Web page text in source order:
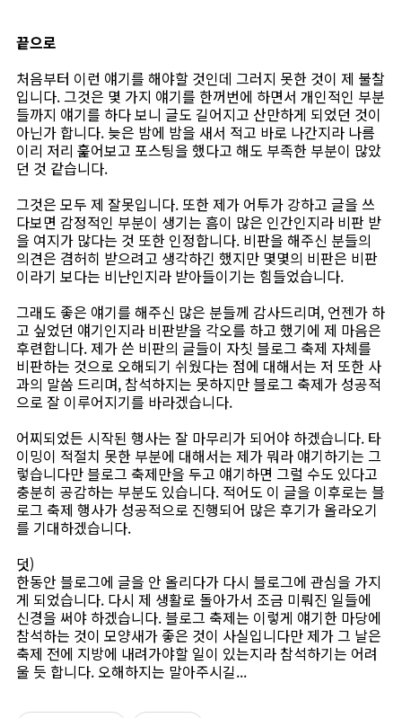
끝으로
처음부터 이런 얘기를 해야할 것인데 그러지 못한 것이 제 불찰
입니다. 그것은 몇 가지 얘기를 한꺼번에 하면서 개인적인 부분
들까지 얘기를 하다 보니 글도 길어지고 산만하게 되었던 것이
아닌가 합니다. 늦은 밤에 밤을 새서 적고 바로 나간지라 나름
이리 저리 훑어보고 포스팅을 했다고 해도 부족한 부분이 많았
던 것 같습니다.
그것은 모두 제 잘못입니다. 또한 제가 어투가 강하고 글을 쓰
다보면 감정적인 부분이 생기는 흠이 많은 인간인지라 비판 받
을 여지가 많다는 것 또한 인정합니다. 비판을 해주신 분들의
의견은 겸허히 받으려고 생각하긴 했지만 몇몇의 비판은 비판
이라기 보다는 비난인지라 받아들이기는 힘들었습니다.
그래도 좋은 얘기를 해주신 많은 분들께 감사드리며, 언젠가 하
고 싶었던 얘기인지라 비판받을 각오를 하고 했기에 제 마음은
후련합니다. 제가 쓴 비판의 글들이 자칫 블로그 축제 자체를
비판하는 것으로 오해되기 쉬웠다는 점에 대해서는 저 또한 사
과의 말씀 드리며, 참석하지는 못하지만 블로그 축제가 성공적
으로 잘 이루어지기를 바라겠습니다.
어찌되었든 시작된 행사는 잘 마무리가 되어야 하겠습니다. 타
이밍이 적절치 못한 부분에 대해서는 제가 뭐라 얘기하기는 그
렇습니다만 블로그 축제만을 두고 얘기하면 그럴 수도 있다고
충분히 공감하는 부분도 있습니다. 적어도 이 글을 이후로는 블
로그 축제 행사가 성공적으로 진행되어 많은 후기가 올라오기
를 기대하겠습니다.
덧)
한동안 블로그에 글을 안 올리다가 다시 블로그에 관심을 가지
게 되었습니다. 다시 제 생활로 돌아가서 조금 미뤄진 일들에
신경을 써야 하겠습니다. 블로그 축제는 이렇게 얘기한 마당에
참석하는 것이 모양새가 좋은 것이 사실입니다만 제가 그 날은
축제 전에 지방에 내려가야할 일이 있는지라 참석하기는 어려
울 듯 합니다. 오해하지는 말아주시길...